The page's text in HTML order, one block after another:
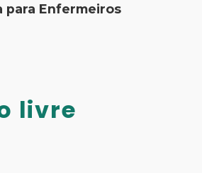
para Enfermeiros
livre